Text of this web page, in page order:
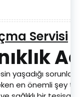
Servisi
yaşadığı
en önemli şey